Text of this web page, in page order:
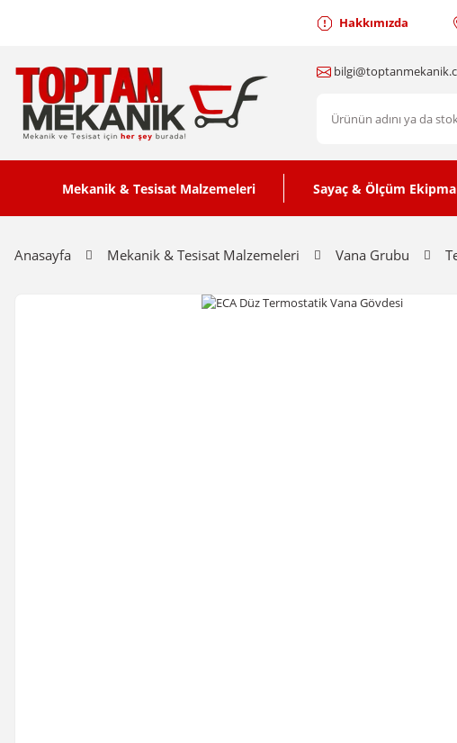
Hakkımızda
Mekanik & Tesisat Malzemeleri Sayaç & Ölçüm
Anasayfa Mekanik & Tesisat Malzemeleri Vana Grubu